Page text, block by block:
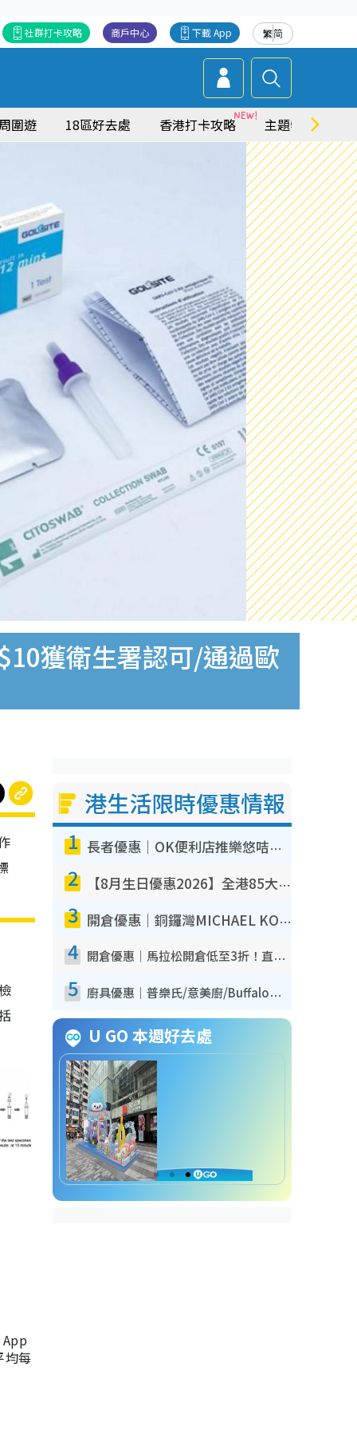
繁简
下載 App
商戶中心
社群打卡攻略
圍遊 18區好去處 香港打卡攻略 主題特集
獲衛生署認可/通過歐
均每
港生活限時優惠情報
1 長者優惠｜OK便利店推樂悠咭優惠！買麵包/牛奶/保健品拍卡即減
2 【8月生日優惠2026】全港85大食買玩著數攻略 自助餐/火鍋放題同行免費＋誠品/DONKI送現金券
3 開倉優惠｜銅鑼灣MICHAEL KORS開倉低至17折！直擊$500起買手袋/銀包/鞋款 必買經典Jet Set系列
4 開倉優惠｜馬拉松開倉低至3折！直擊$99起買adidas／New Balance／Puma鞋款 STANLEY保溫杯劈價至$119起
5 廚具優惠｜普樂氏/意美廚/Buffalo廚具低至3折！$89起買煎鍋／炒鑊／個人鍋 同場小家電激減至$99起
U GO 本週好去處